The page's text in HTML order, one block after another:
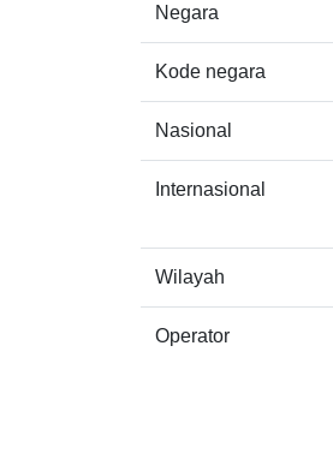
Negara
Kode negara
Nasional
Internasional
Wilayah
Operator